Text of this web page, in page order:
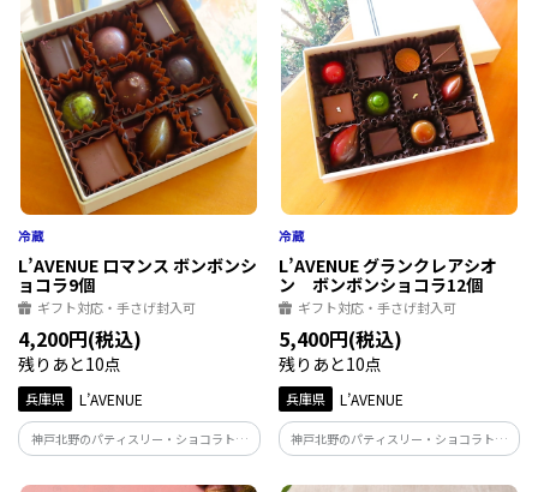
チョコレートバー
とキレのある後口が特徴
L’AVENUE ロマンス ボンボンシ
ョコラ9個
ギフト対応・手さげ封入可
4,200円(税込)
残りあと10点
兵庫県 L’AVENUE
神戸北野のパティスリー・ショコラトリ
ー「L'AVENUE」のボンボンショコラ
『ROMANCE』 フルーティーなフレーバ
L’AVENUE グランクレアシオ
ン ボンボンショコラ12個
ギフト対応・手さげ封入可
5,400円(税込)
残りあと10点
兵庫県 L’AVENUE
神戸北野のパティスリー・ショコラトリ
ー「L'AVENUE」のボンボンショコラ
『GRAND CREATION』 フルーツフレーバ